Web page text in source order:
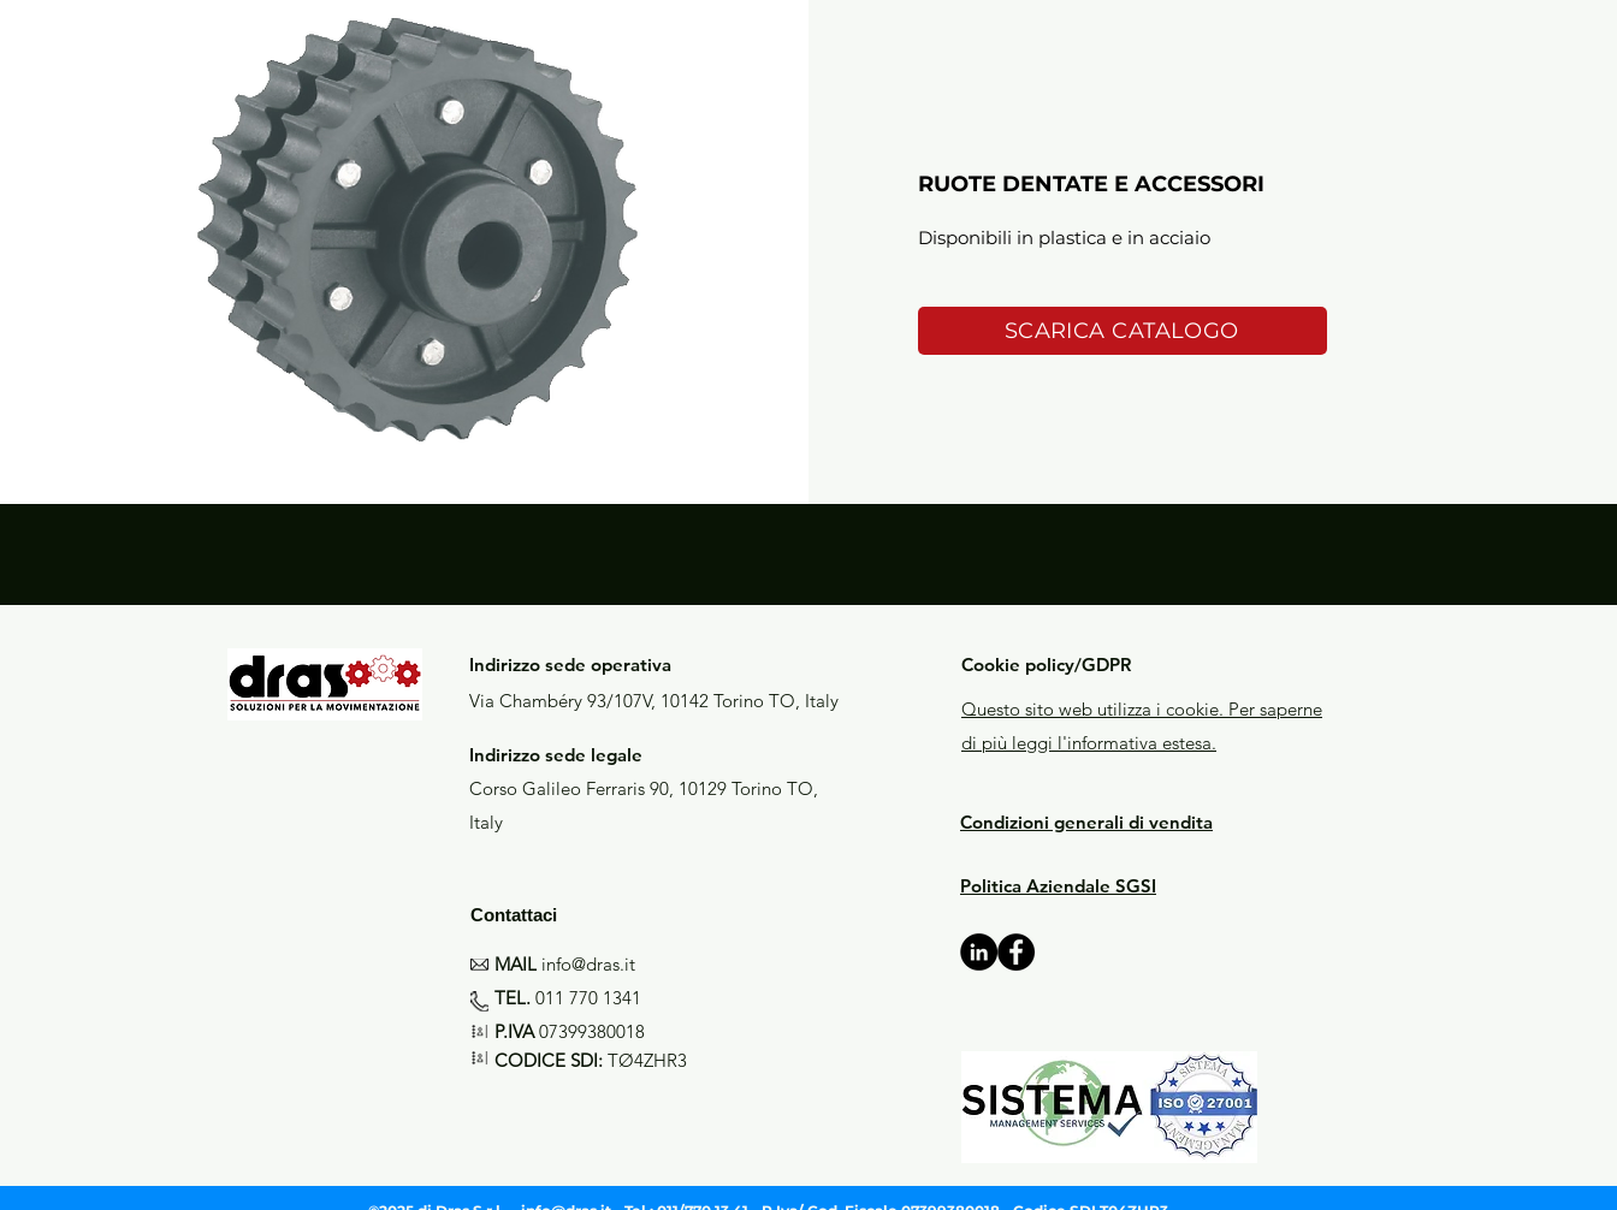
RUOTE DENTATE E ACCESSORI
Disponibili in plastica e in acciaio
SCARICA CATALOGO
Indirizzo sede operativa
Via Chambéry 93/107V, 10142 Torino TO, Italy
Indirizzo sede legale
Corso Galileo Ferraris 90, 10129 Torino TO,
Italy
Contattaci
MAIL info@dras.it
TEL. 011 770 1341
P.IVA07399380018
CODICE SDI: TØ4ZHR3
Cookie policy/GDPR
Questo sito web utilizza i cookie. Per saperne
di più leggi l'informativa estesa.
Condizioni generali di vendita
Politica Aziendale SGSI